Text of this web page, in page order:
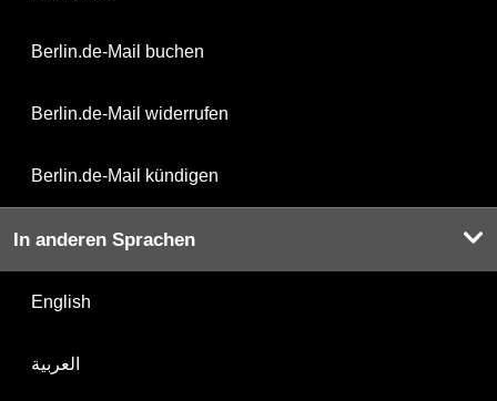
Berlin.de-Mail buchen
Berlin.de-Mail widerrufen
Berlin.de-Mail kündigen
In anderen Sprachen
English
العربية